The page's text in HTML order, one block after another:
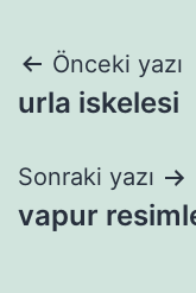
Yazı
gezinmesi
Önceki yazı
urla iskelesi
Sonraki yazı
vapur